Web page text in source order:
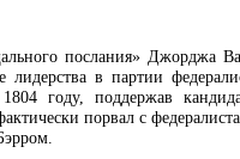
послания» Джорджа
лидерства в партии
году, поддержав
порвал с